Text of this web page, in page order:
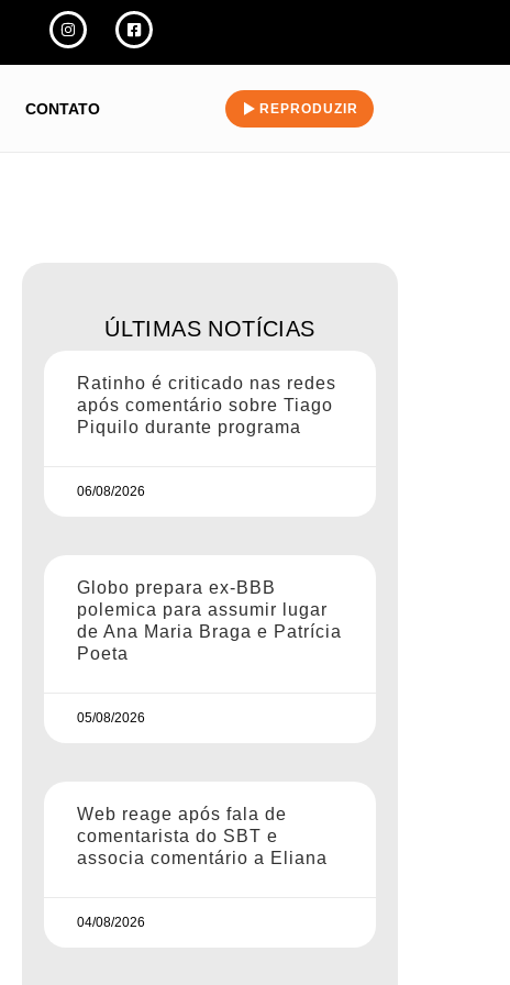
CONTATO REPRODUZIR
ÚLTIMAS NOTÍCIAS
Ratinho é criticado nas redes
após comentário sobre Tiago
Piquilo durante programa
06/08/2026
Globo prepara ex-BBB
polemica para assumir lugar
de Ana Maria Braga e Patrícia
Poeta
05/08/2026
Web reage após fala de
comentarista do SBT e
associa comentário a Eliana
04/08/2026